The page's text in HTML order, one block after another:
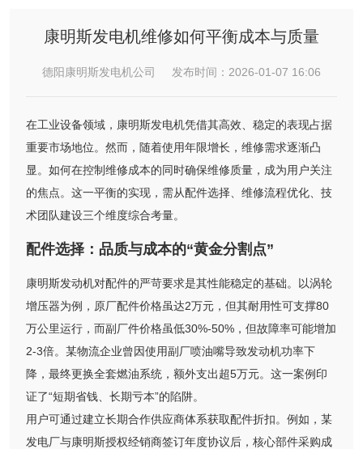
康明斯发电机维修如何平衡成本与质量
德阳康明斯发电机公司 发布时间：2026-01-07 16:06
在工业设备领域，康明斯发电机凭借其高效、稳定的表现占据
重要市场地位。然而，随着使用年限增长，维修需求逐渐凸
显。如何在控制维修成本的同时确保维修质量，成为用户关注
的焦点。这一平衡的实现，需从配件选择、维修流程优化、技
术团队建设三个维度综合考量。
配件选择：品质与成本的“黄金分割点”
康明斯发动机对配件的严苛要求是其性能稳定的基础。以涡轮
增压器为例，原厂配件价格虽达2万元，但其耐用性可支撑80
万公里运行，而副厂件价格虽低30%-50%，但故障率可能增加
2-3倍。某物流企业曾因使用副厂喷油嘴导致发动机功率下
降，最终更换全套燃油系统，额外支出超5万元。这一案例印
证了“短期省钱、长期亏本”的陷阱。
用户可通过建立长期合作供应商体系获取配件折扣。例如，某
发电厂与康明斯授权经销商签订年度协议后，核心部件采购成